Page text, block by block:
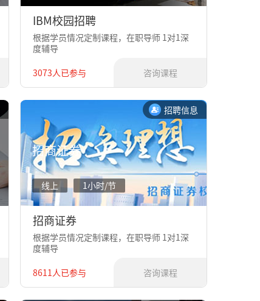
IBM校园招聘
根据学员情况定制课程，在职导师 1对1深
度辅导
3073人已参与
咨询课程
招聘信息
招商证券
线上 1小时/节
招商证券
根据学员情况定制课程，在职导师 1对1深
度辅导
8611人已参与
咨询课程